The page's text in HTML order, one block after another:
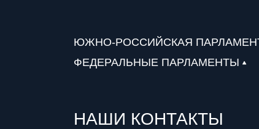
ЮЖНО-РОССИЙСКАЯ
ФЕДЕРАЛЬНЫЕ ПАРЛАМЕНТЫ
НАШИ КОНТАКТЫ